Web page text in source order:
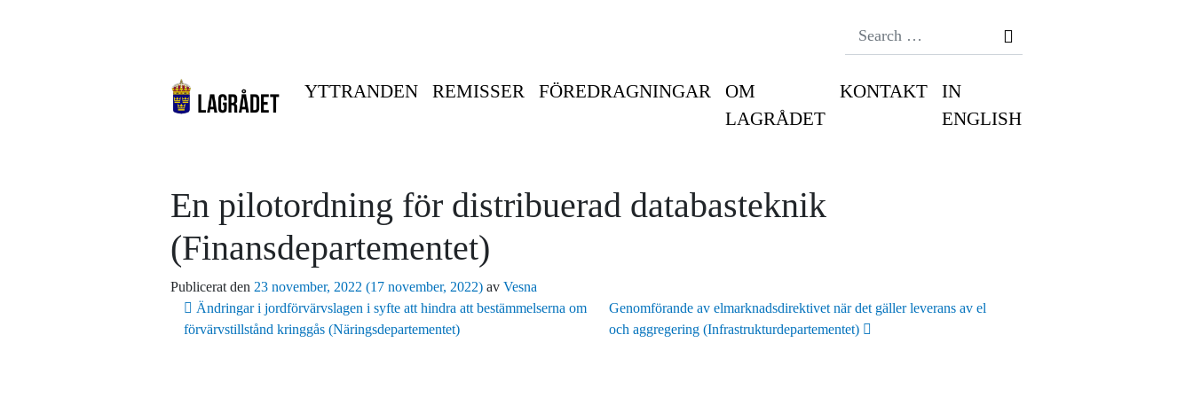
YTTRANDEN REMISSER FÖREDRAGNINGAR
OM
LAGRÅDET
KONTAKT
IN
ENGLISH
En pilotordning för distribuerad databasteknik
(Finansdepartementet)
Publicerat den 23 november, 2022 (17 november, 2022) av Vesna
Inläggsnavigering
Ändringar i jordförvärvslagen i syfte att hindra att bestämmelserna om
förvärvstillstånd kringgås (Näringsdepartementet)
Genomförande av elmarknadsdirektivet när det gäller leverans av el
och aggregering (Infrastrukturdepartementet)